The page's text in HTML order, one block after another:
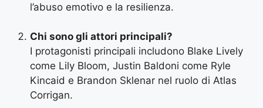
l’abuso emotivo e la resilienza.
Chi sono gli attori principali?
I protagonisti principali includono Blake Lively
come Lily Bloom, Justin Baldoni come Ryle
Kincaid e Brandon Sklenar nel ruolo di Atlas
Corrigan.